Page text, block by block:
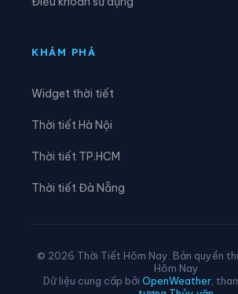
Xã Sơn Tiến
Xã Yên
KHÁM PHÁ
Widget thời tiết
Thời tiết Hà Nội
Thời tiết TP.HCM
Thời tiết Đà Nẵng
© 2026 Thời Tiết Hôm Nay. Bản quyền
Hôm Nay
Dữ liệu cung cấp bởi OpenWeather,